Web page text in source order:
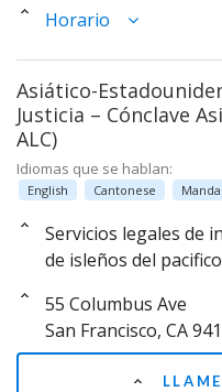
Horario
Asiático-
Justicia – Cónclave
ALC)
Idiomas que se hablan:
English Cantonese
Servicios legales de
de isleños del
55 Columbus Ave
San Francisco, CA